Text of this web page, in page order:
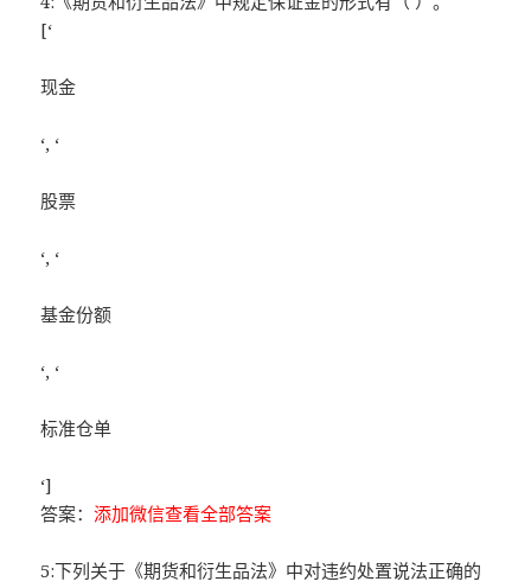
[‘
现金
‘, ‘
股票
‘, ‘
基金份额
‘, ‘
标准仓单
‘]
答案：添加微信查看全部答案
5:下列关于《期货和衍生品法》中对违约处置说法正确的